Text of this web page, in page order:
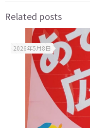
Related posts
2026年5月8日